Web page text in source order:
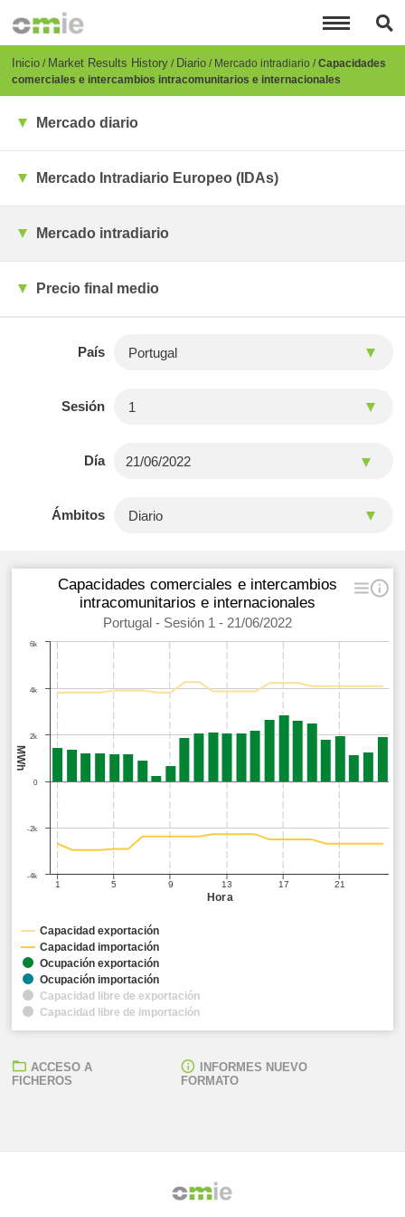
principal
Breadcrumb
Inicio Market Results History Diario Mercado intradiario Capacidades
comerciales e intercambios intracomunitarios e internacionales
Mercado diario
Mercado Intradiario Europeo (IDAs)
Mercado intradiario
Precio final medio
País
Sesión
Día
Ámbitos
Hora
MWh
Capacidades comerciales e intercambios
intracomunitarios e internacionales
Portugal - Sesión 1 - 21/06/2022
1 5 9 13 17 21
-4k
-2k
0
2k
4k
6k
Capacidad exportación
Capacidad importación
Ocupación exportación
Ocupación importación
Capacidad libre de exportación
Capacidad libre de importación
ACCESO A
FICHEROS
INFORMES NUEVO
FORMATO